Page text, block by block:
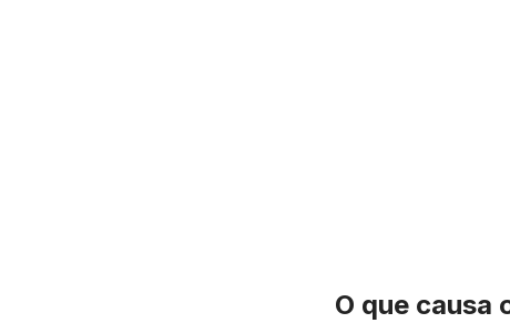
O que causa